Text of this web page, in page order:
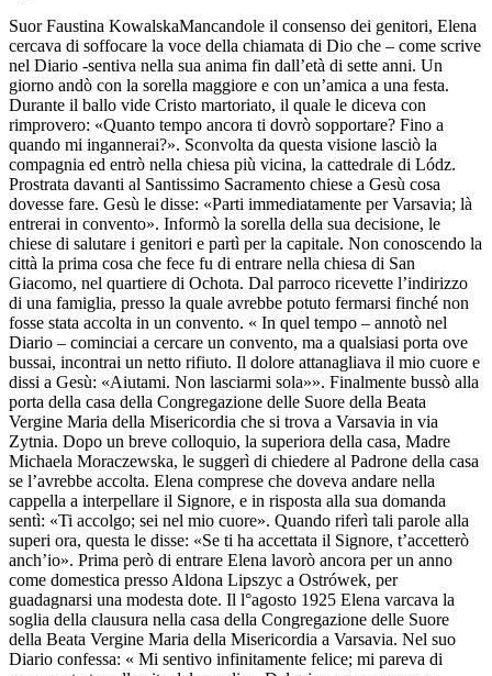
Suor Faustina KowalskaMancandole il consenso dei genitori, Elena
cercava di soffocare la voce della chiamata di Dio che – come scrive
nel Diario -sentiva nella sua anima fin dall’età di sette anni. Un
giorno andò con la sorella maggiore e con un’amica a una festa.
Durante il ballo vide Cristo martoriato, il quale le diceva con
rimprovero: «Quanto tempo ancora ti dovrò sopportare? Fino a
quando mi ingannerai?». Sconvolta da questa visione lasciò la
compagnia ed entrò nella chiesa più vicina, la cattedrale di Lódz.
Prostrata davanti al Santissimo Sacramento chiese a Gesù cosa
dovesse fare. Gesù le disse: «Parti immediatamente per Varsavia; là
entrerai in convento». Informò la sorella della sua decisione, le
chiese di salutare i genitori e partì per la capitale. Non conoscendo la
città la prima cosa che fece fu di entrare nella chiesa di San
Giacomo, nel quartiere di Ochota. Dal parroco ricevette l’indirizzo
di una famiglia, presso la quale avrebbe potuto fermarsi finché non
fosse stata accolta in un convento. « In quel tempo – annotò nel
Diario – cominciai a cercare un convento, ma a qualsiasi porta ove
bussai, incontrai un netto rifiuto. Il dolore attanagliava il mio cuore e
dissi a Gesù: «Aiutami. Non lasciarmi sola»». Finalmente bussò alla
porta della casa della Congregazione delle Suore della Beata
Vergine Maria della Misericordia che si trova a Varsavia in via
Zytnia. Dopo un breve colloquio, la superiora della casa, Madre
Michaela Moraczewska, le suggerì di chiedere al Padrone della casa
se l’avrebbe accolta. Elena comprese che doveva andare nella
cappella a interpellare il Signore, e in risposta alla sua domanda
sentì: «Ti accolgo; sei nel mio cuore». Quando riferì tali parole alla
superi ora, questa le disse: «Se ti ha accettata il Signore, t’accetterò
anch’io». Prima però di entrare Elena lavorò ancora per un anno
come domestica presso Aldona Lipszyc a Ostrówek, per
guadagnarsi una modesta dote. Il l°agosto 1925 Elena varcava la
soglia della clausura nella casa della Congregazione delle Suore
della Beata Vergine Maria della Misericordia a Varsavia. Nel suo
Diario confessa: « Mi sentivo infinitamente felice; mi pareva di